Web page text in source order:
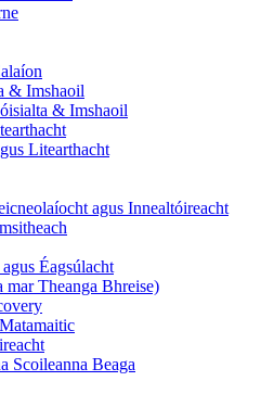
& Imshaoil
& Imshaoil
Litearthacht
agus Innealtóireacht
Éagsúlacht
Theanga Bhreise)
Scoileanna Beaga